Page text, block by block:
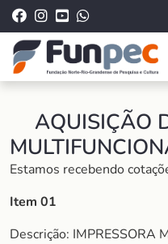
AQUISIÇÃO
Estamos recebendo
Item 01
Descrição: IMPRESSORA